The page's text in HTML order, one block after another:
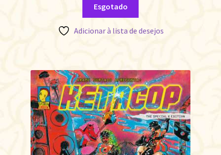
Esgotado
Adicionar à lista de desejos